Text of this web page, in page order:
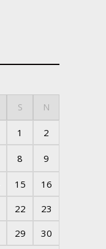
S N
1 2
8 9
15
16
22
23
29
30